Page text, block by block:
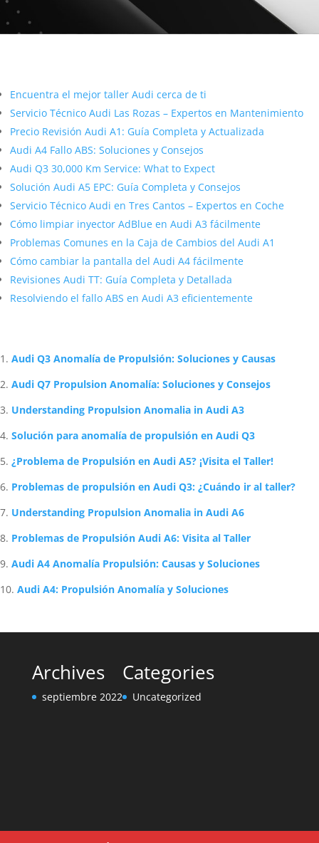
Encuentra el mejor taller Audi cerca de ti
Servicio Técnico Audi Las Rozas – Expertos en Mantenimiento
Precio Revisión Audi A1: Guía Completa y Actualizada
Audi A4 Fallo ABS: Soluciones y Consejos
Audi Q3 30,000 Km Service: What to Expect
Solución Audi A5 EPC: Guía Completa y Consejos
Servicio Técnico Audi en Tres Cantos – Expertos en Coche
Cómo limpiar inyector AdBlue en Audi A3 fácilmente
Problemas Comunes en la Caja de Cambios del Audi A1
Cómo cambiar la pantalla del Audi A4 fácilmente
Revisiones Audi TT: Guía Completa y Detallada
Resolviendo el fallo ABS en Audi A3 eficientemente
Audi Q3 Anomalía de Propulsión: Soluciones y Causas
Audi Q7 Propulsion Anomalía: Soluciones y Consejos
Understanding Propulsion Anomalia in Audi A3
Solución para anomalía de propulsión en Audi Q3
¿Problema de Propulsión en Audi A5? ¡Visita el Taller!
Problemas de propulsión en Audi Q3: ¿Cuándo ir al taller?
Understanding Propulsion Anomalia in Audi A6
Problemas de Propulsión Audi A6: Visita al Taller
Audi A4 Anomalía Propulsión: Causas y Soluciones
Audi A4: Propulsión Anomalía y Soluciones
Archives
septiembre 2022
Categories
Uncategorized